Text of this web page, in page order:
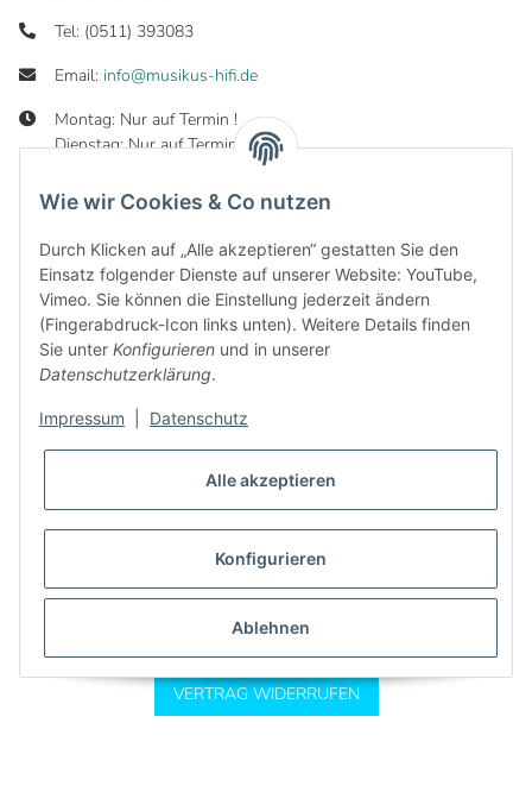
Wie wir Cookies & Co nutzen
Durch Klicken auf „Alle akzeptieren“ gestatten Sie den
Einsatz folgender Dienste auf unserer Website: YouTube,
Vimeo. Sie können die Einstellung jederzeit ändern
(Fingerabdruck-Icon links unten). Weitere Details finden
Sie unter Konfigurieren und in unserer
Datenschutzerklärung.
Impressum Datenschutz
Alle akzeptieren
Konfigurieren
Ablehnen
Tel: (0511) 393083
Email: info@musikus-hifi.de
Montag: Nur auf Termin !
Dienstag: Nur auf Termin !
Mittwoch: 10:00 - 19:00 Uhr
Donnerstag: 10:00 - 19:00 Uhr
Samstag: 10:00 - 16:00 Uhr
Informationen
Gesetzliche Informationen
* Alle Preise inkl. gesetzlicher USt., zzgl.
VERTRAG WIDERRUFEN